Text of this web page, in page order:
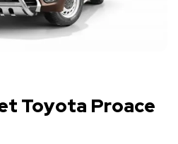
Toyota Proace